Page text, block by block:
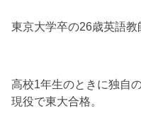
東京大学卒の26歳英語教
高校1年生のときに独自
現役で東大合格。